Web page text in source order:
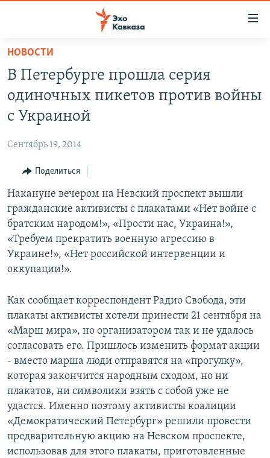
Вернуться
основному
содержанию
Вернутся
главной
навигации
Вернутся
поиску
ТБИЛИСИ
СУХУМИ
ВЕСЬ КАВКАЗ
СЕВЕРНЫЙ КАВКАЗ
АРМЕНИЯ
АЗЕРБАЙДЖАН
ТЕМЫ
ПОЛИТИКА
ЭКОНОМИКА
ОБЩЕСТВО
КУЛЬТУРА
МИР
РУБРИКИ
НЕКРУГЛЫЙ СТОЛ
ГОСТЬ НЕДЕЛИ
ПОЗИЦИЯ
ГОЛОСА
ЧИТАЕМ ПРЕССУ
МУЛЬТИМЕДИА
ВИДЕО
ФОТО
АУДИО
ПОДКАСТЫ
ПРИСОЕДИНЯЙТЕСЬ!
Все сайты РСЕ/РС
НОВОСТИ
В Петербурге прошла серия
одиночных пикетов против войны
с Украиной
Сентябрь 19, 2014
Поделиться
Накануне вечером на Невский проспект вышли
гражданские активисты с плакатами «Нет войне с
братским народом!», «Прости нас, Украина!»,
«Требуем прекратить военную агрессию в
Украине!», «Нет российской интервенции и
оккупации!».
Как сообщает корреспондент Радио Свобода, эти
плакаты активисты хотели принести 21 сентября на
«Марш мира», но организатором так и не удалось
согласовать его. Пришлось изменить формат акции
- вместо марша люди отправятся на «прогулку»,
которая закончится народным сходом, но ни
плакатов, ни символики взять с собой уже не
удастся. Именно поэтому активисты коалиции
«Демократический Петербург» решили провести
предварительную акцию на Невском проспекте,
использовав для этого плакаты, приготовленные